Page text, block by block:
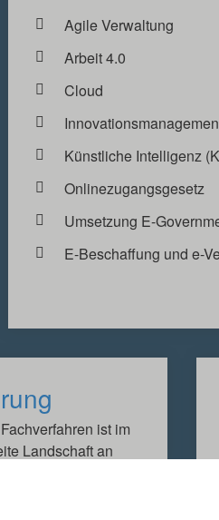
Agile Verwaltung
Arbeit 4.0
Cloud
Künstliche Intelligenz
Onlinezugangsgesetz
Umsetzung E-
E-Beschaffung und e-
ist im
Landschaft an